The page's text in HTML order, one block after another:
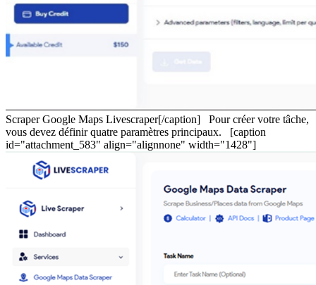
Scraper Google Maps Livescraper[/caption] Pour créer votre tâche,
vous devez définir quatre paramètres principaux. [caption
id="attachment_583" align="alignnone" width="1428"]